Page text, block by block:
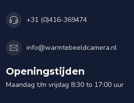
+31 (0)416-369474
info@warmtebeeldcamera.nl
Openingstijden
Maandag t/m vrijdag 8:30 to 17:00 uur